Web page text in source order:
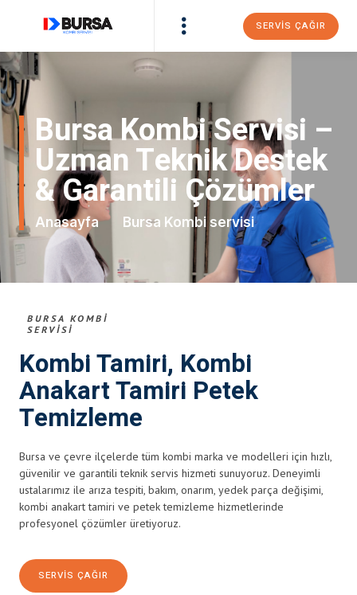
SERVIS ÇAĞIR
Bursa Kombi Servisi –
Uzman Teknik Destek
& Garantili Çözümler
Anasayfa Bursa Kombi servisi
BURSA KOMBI
SERVISI
Kombi Tamiri, Kombi
Anakart Tamiri Petek
Temizleme
Bursa ve çevre ilçelerde tüm kombi marka ve modelleri için hızlı,
güvenilir ve garantili teknik servis hizmeti sunuyoruz. Deneyimli
ustalarımız ile arıza tespiti, bakım, onarım, yedek parça değişimi,
kombi anakart tamiri ve petek temizleme hizmetlerinde
profesyonel çözümler üretiyoruz.
SERVIS ÇAĞIR